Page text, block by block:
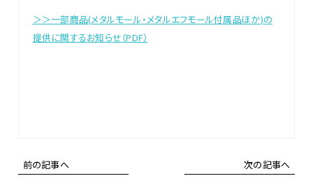
＞＞一部商品(メタルモール・メタルエフモール付属品ほか)の
提供に関するお知らせ（PDF）
前の記事へ 次の記事へ